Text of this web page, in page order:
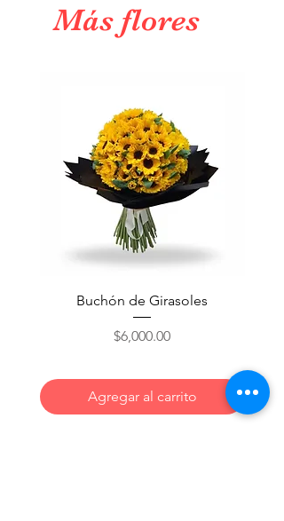
Más flores
Buchón de Girasoles
Precio
$6,000.00
Agregar al carrito